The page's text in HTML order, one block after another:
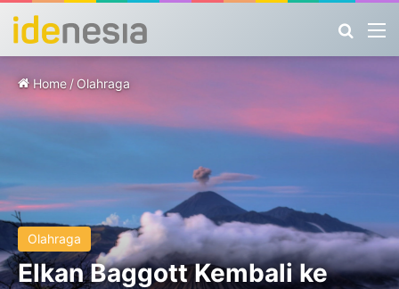
Home / Olahraga
Olahraga
Elkan Baggott Kembali ke